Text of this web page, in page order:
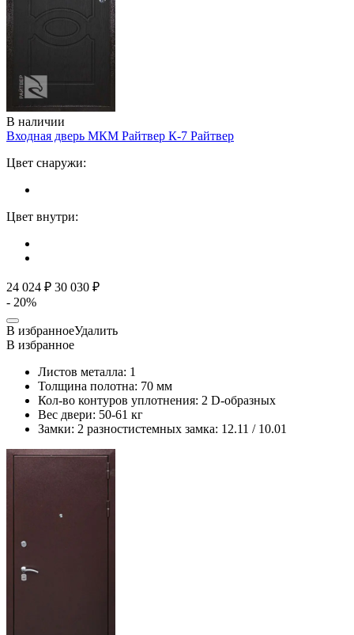
В наличии
Входная дверь МКМ Райтвер К-7 Райтвер
Цвет снаружи:
Цвет внутри:
24 024 ₽ 30 030 ₽
- 20%
В избранноеУдалить
В избранное
Листов металла: 1
Толщина полотна: 70 мм
Кол-во контуров уплотнения: 2 D-образных
Вес двери: 50-61 кг
Замки: 2 разностистемных замка: 12.11 / 10.01